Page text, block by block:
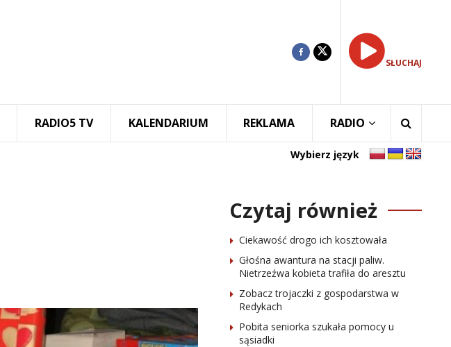
SŁUCHAJ
RADIO5 TV KALENDARIUM REKLAMA RADIO
Wybierz język
Czytaj również
Ciekawość drogo ich kosztowała
Głośna awantura na stacji paliw.
Nietrzeźwa kobieta trafiła do aresztu
Zobacz trojaczki z gospodarstwa w
Redykach
Pobita seniorka szukała pomocy u
sąsiadki